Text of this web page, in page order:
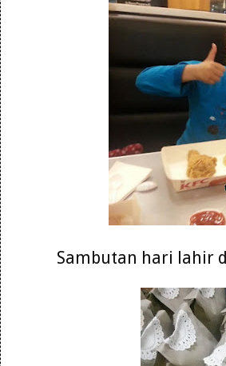
Sambutan hari lahir